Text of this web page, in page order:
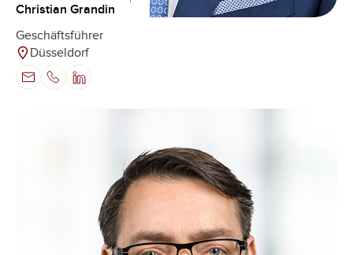
Christian Grandin
Geschäftsführer
Düsseldorf